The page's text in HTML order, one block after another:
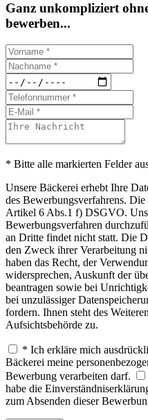
Ganz unkompliziert
bewerben...
* Bitte alle markierten Felder
Unsere Bäckerei erhebt Ihre
des Bewerbungsverfahrens.
Artikel 6 Abs.1 f) DSGVO.
Bewerbungsverfahren
an Dritte findet nicht statt. Die
den Zweck ihrer Verarbeitung
haben das Recht, der
widersprechen, Auskunft der
beantragen sowie bei
bei unzulässiger
fordern. Ihnen steht des
Aufsichtsbehörde zu.
* Ich erkläre mich
Bäckerei meine
Bewerbung verarbeiten darf.
habe die
zum Absenden dieser